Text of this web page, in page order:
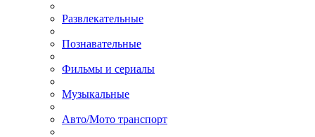
Развлекательные
Познавательные
Фильмы и сериалы
Музыкальные
Авто/Мото транспорт